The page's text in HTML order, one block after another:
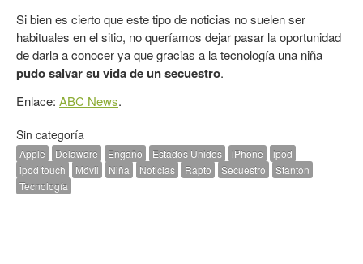
Si bien es cierto que este tipo de noticias no suelen ser
habituales en el sitio, no queríamos dejar pasar la oportunidad
de darla a conocer ya que gracias a la tecnología una niña
pudo salvar su vida de un secuestro.
Enlace: ABC News.
Sin categoría
Apple Delaware Engaño Estados Unidos iPhone
ipod
ipod touch
Móvil Niña Noticias Rapto Secuestro
Stanton
Tecnología